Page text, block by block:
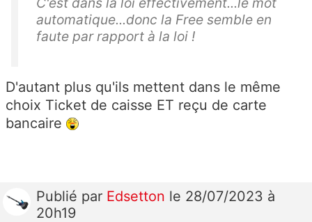
automatique...donc la Free semble en
faute par rapport à la loi !
D'autant plus qu'ils mettent dans le même
choix Ticket de caisse ET reçu de carte
bancaire
Publié par Edsetton le 28/07/2023 à
20h19